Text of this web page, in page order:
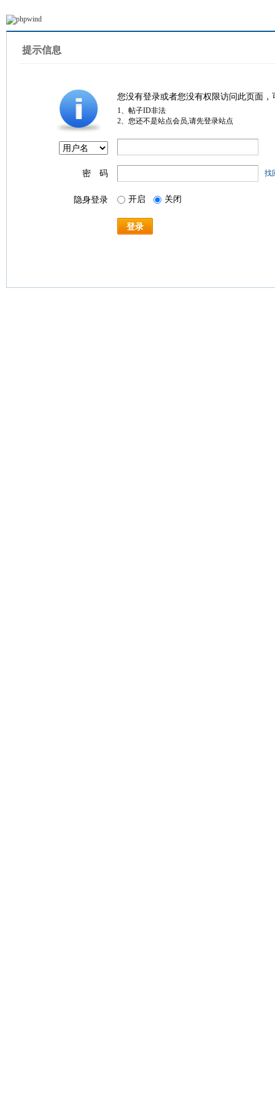
提示信息
您没有登录或者您没有权限访问此页面
1、帖子ID非法
2、您还不是站点会员,请先登录站点
密 码 找
隐身登录 开启 关闭
登录